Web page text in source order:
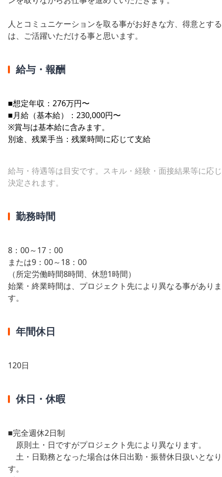
人とコミュニケーションを取る事がお好きな方、得意とす
は、ご活躍いただける事と思います。
給与・報酬
■想定年収：276万円〜
■月給（基本給）：230,000円〜
※賞与は基本給に含みます。
別途、残業手当：残業時間に応じて支給
給与・待遇等は目安です。スキル・経験・面接結果等に応
決定されます。
勤務時間
8：00～17：00
または9：00～18：00
（所定労働時間8時間、休憩1時間）
始業・終業時間は、プロジェクト先により異なる事がありま
す。
年間休日
120日
休日・休暇
■完全週休2日制
原則土・日ですがプロジェクト先により異なります。
土・日勤務となった場合は休日出勤・振替休日扱いとな
す。